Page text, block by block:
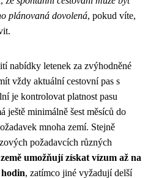
plánovaná dovolená, pokud víte,
nabídky letenek za zvýhodněné
vždy aktuální cestovní pas s
je kontrolovat platnost pasu
ještě minimálně šest měsíců do
mnoha zemí. Stejně
požadavcích různých
umožňují získat vízum až na
hodin, zatímco jiné vyžadují delší